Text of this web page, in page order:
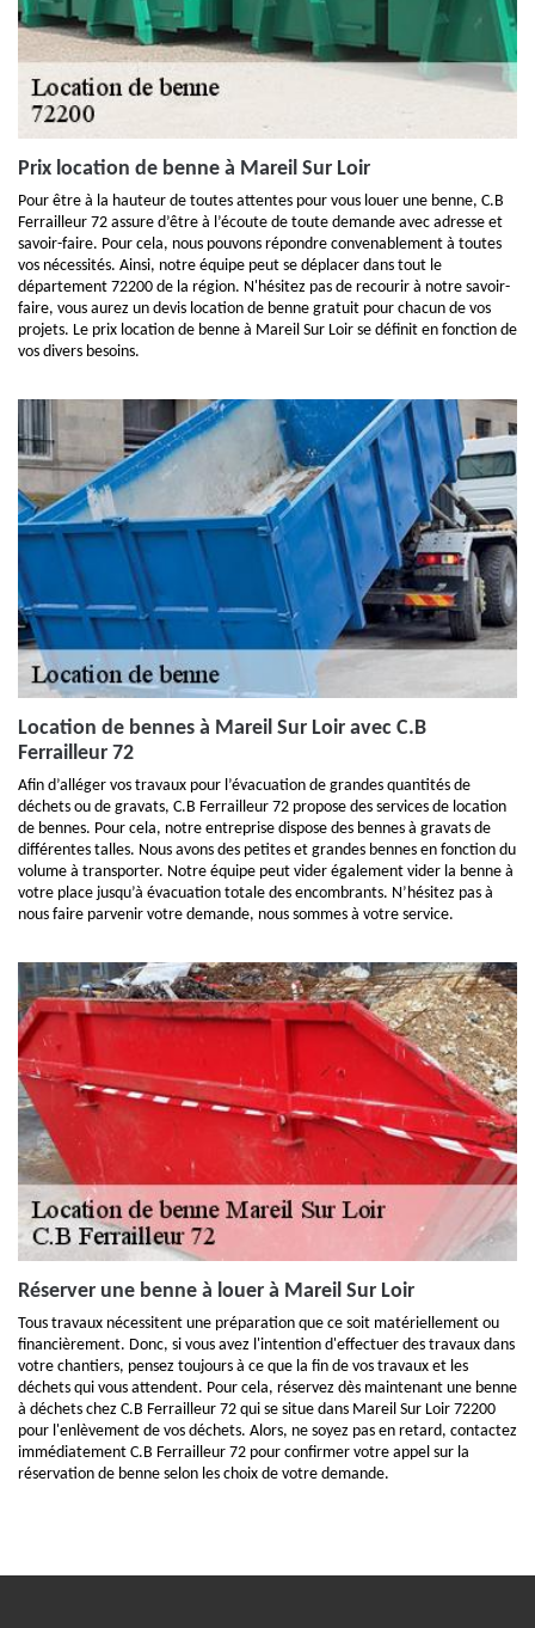
Prix location de benne à Mareil Sur Loir
Pour être à la hauteur de toutes attentes pour vous louer une benne, C.B
Ferrailleur 72 assure d’être à l’écoute de toute demande avec adresse et
savoir-faire. Pour cela, nous pouvons répondre convenablement à toutes
vos nécessités. Ainsi, notre équipe peut se déplacer dans tout le
département 72200 de la région. N'hésitez pas de recourir à notre savoir-
faire, vous aurez un devis location de benne gratuit pour chacun de vos
projets. Le prix location de benne à Mareil Sur Loir se définit en fonction de
vos divers besoins.
Location de bennes à Mareil Sur Loir avec C.B
Ferrailleur 72
Afin d’alléger vos travaux pour l’évacuation de grandes quantités de
déchets ou de gravats, C.B Ferrailleur 72 propose des services de location
de bennes. Pour cela, notre entreprise dispose des bennes à gravats de
différentes talles. Nous avons des petites et grandes bennes en fonction du
volume à transporter. Notre équipe peut vider également vider la benne à
votre place jusqu’à évacuation totale des encombrants. N’hésitez pas à
nous faire parvenir votre demande, nous sommes à votre service.
Réserver une benne à louer à Mareil Sur Loir
Tous travaux nécessitent une préparation que ce soit matériellement ou
financièrement. Donc, si vous avez l'intention d'effectuer des travaux dans
votre chantiers, pensez toujours à ce que la fin de vos travaux et les
déchets qui vous attendent. Pour cela, réservez dès maintenant une benne
à déchets chez C.B Ferrailleur 72 qui se situe dans Mareil Sur Loir 72200
pour l'enlèvement de vos déchets. Alors, ne soyez pas en retard, contactez
immédiatement C.B Ferrailleur 72 pour confirmer votre appel sur la
réservation de benne selon les choix de votre demande.